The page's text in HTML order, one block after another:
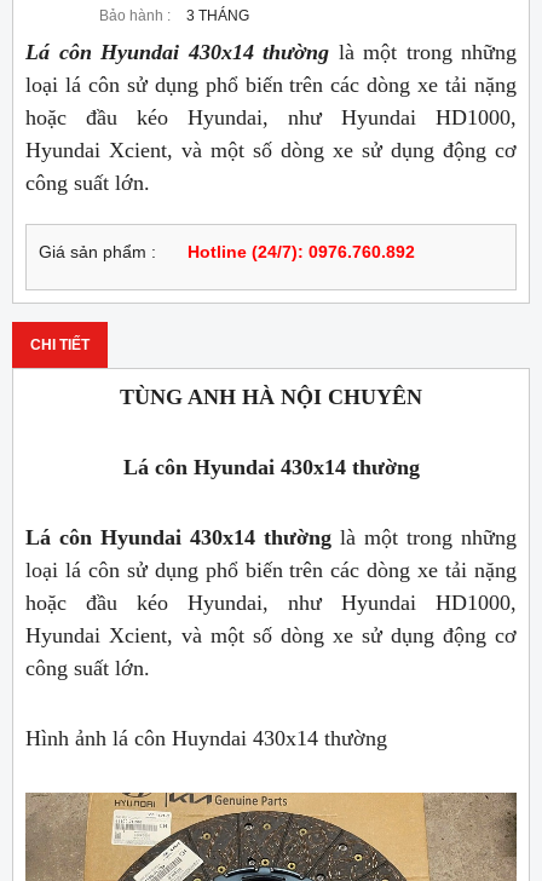
Bảo hành :
3 THÁNG
Lá côn Hyundai 430x14 thường là một trong những
loại lá côn sử dụng phổ biến trên các dòng xe tải nặng
hoặc đầu kéo Hyundai, như Hyundai HD1000,
Hyundai Xcient, và một số dòng xe sử dụng động cơ
công suất lớn.
Giá sản phẩm : Hotline (24/7): 0976.760.892
CHI TIẾT
TÙNG ANH HÀ NỘI CHUYÊN
Lá côn Hyundai 430x14 thường
Lá côn Hyundai 430x14 thường là một trong những
loại lá côn sử dụng phổ biến trên các dòng xe tải nặng
hoặc đầu kéo Hyundai, như Hyundai HD1000,
Hyundai Xcient, và một số dòng xe sử dụng động cơ
công suất lớn.
Hình ảnh lá côn Huyndai 430x14 thường